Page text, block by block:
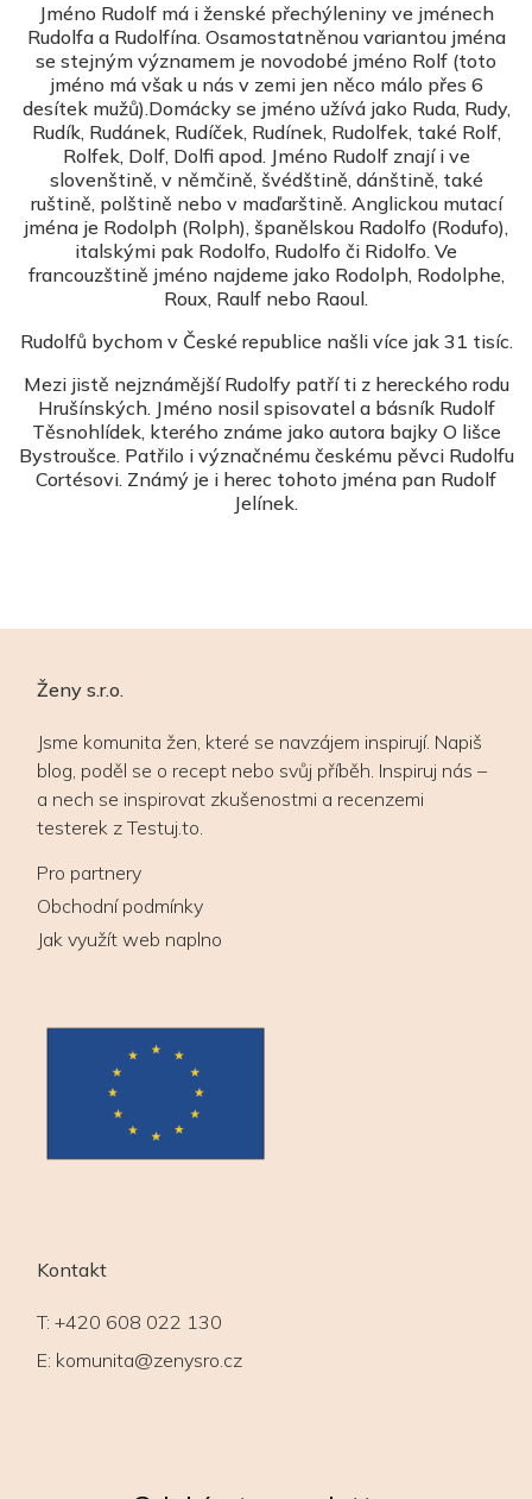
Jméno Rudolf má i ženské přechýleniny ve jménech
Rudolfa a Rudolfína. Osamostatněnou variantou jména
se stejným významem je novodobé jméno Rolf (toto
jméno má však u nás v zemi jen něco málo přes 6
desítek mužů).Domácky se jméno užívá jako Ruda, Rudy,
Rudík, Rudánek, Rudíček, Rudínek, Rudolfek, také Rolf,
Rolfek, Dolf, Dolfi apod. Jméno Rudolf znají i ve
slovenštině, v němčině, švédštině, dánštině, také
ruštině, polštině nebo v maďarštině. Anglickou mutací
jména je Rodolph (Rolph), španělskou Radolfo (Rodufo),
italskými pak Rodolfo, Rudolfo či Ridolfo. Ve
francouzštině jméno najdeme jako Rodolph, Rodolphe,
Roux, Raulf nebo Raoul.
Rudolfů bychom v České republice našli více jak 31 tisíc.
Mezi jistě nejznámější Rudolfy patří ti z hereckého rodu
Hrušínských. Jméno nosil spisovatel a básník Rudolf
Těsnohlídek, kterého známe jako autora bajky O lišce
Bystroušce. Patřilo i význačnému českému pěvci Rudolfu
Cortésovi. Známý je i herec tohoto jména pan Rudolf
Jelínek.
Ženy s.r.o.
Jsme komunita žen, které se navzájem inspirují. Napiš
blog, poděl se o recept nebo svůj příběh. Inspiruj nás –
a nech se inspirovat zkušenostmi a recenzemi
testerek z Testuj.to.
Pro partnery
Obchodní podmínky
Jak využít web naplno
Kontakt
T: +420 608 022 130
E: komunita@zenysro.cz